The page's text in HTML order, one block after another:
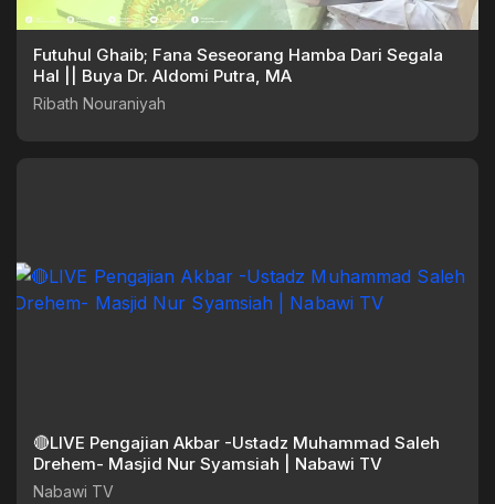
Futuhul Ghaib; Fana Seseorang Hamba Dari Segala
Hal || Buya Dr. Aldomi Putra, MA
Ribath Nouraniyah
🔴LIVE Pengajian Akbar -Ustadz Muhammad Saleh
Drehem- Masjid Nur Syamsiah | Nabawi TV
Nabawi TV